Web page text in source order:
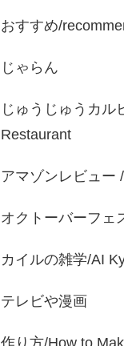
おすすめ/
じゃらん
じゅうじゅうカ
Restaurant
アマゾンレビュー
オクトーバーフェ
カイルの雑学/AI
テレビや漫画